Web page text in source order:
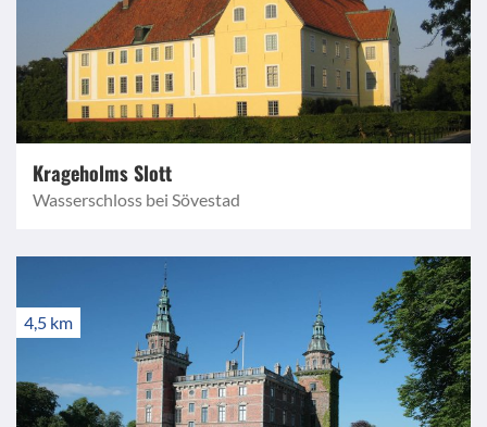
Krageholms Slott
Wasserschloss bei Sövestad
4,5 km